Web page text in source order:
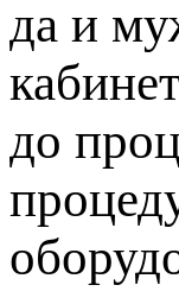
да и
до